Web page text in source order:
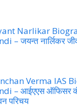
Narlikar
– जयन्त नार्लिकर
Verma IAS
– आईएएस ऑफिसर
परिचय